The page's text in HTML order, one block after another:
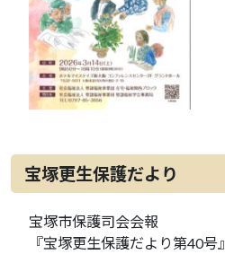
宝塚更生保護だより
宝塚市保護司会会報
『宝塚更生保護だより第40号』